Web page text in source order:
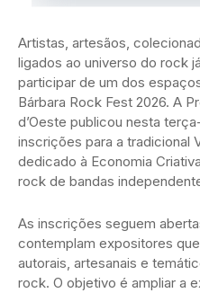
Artistas, artesãos,
ligados ao universo do rock
participar de um dos
Bárbara Rock Fest 2026. A
d’Oeste publicou nesta
inscrições para a tradicional
dedicado à Economia
rock de bandas
As inscrições seguem
contemplam expositores
autorais, artesanais e
rock. O objetivo é ampliar a